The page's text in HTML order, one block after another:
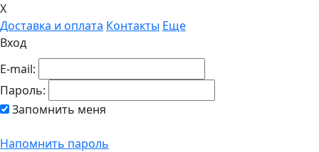
X
Доставка и оплата Контакты Еще
Вход
E-mail:
Пароль:
Запомнить меня
Напомнить пароль